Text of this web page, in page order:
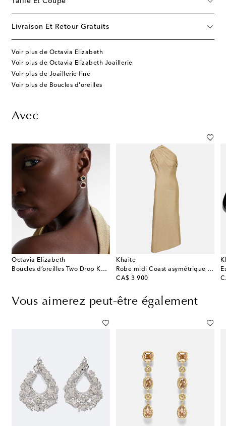
Livraison Et Retour Gratuits
Voir plus de Octavia Elizabeth
Voir plus de Octavia Elizabeth Joaillerie
Voir plus de Joaillerie fine
Voir plus de Boucles d'oreilles
Avec
Octavia Elizabeth
Boucles d’oreilles Two Drop Kaleidoscope en or 18 ct, tourmalines et diamants
Khaite
Robe midi Coast asymétrique en lamé
CA$ 3 900
original price
Vous aimerez peut-être également